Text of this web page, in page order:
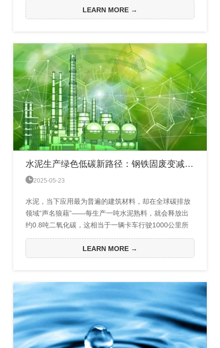
电力危机的困境。在能源格局中，相较于高度依赖天气
状况的“风光”电力（即风力发电与太阳能发电），水电
稳定运行的理想之选。对于那些河流资源充沛的国家来
说，发展水电本应...
LEARN MORE →
水泥生产绿色低碳新路径：钢铁固废变减碳“催化神器”
2025-05-23
水泥，当下应用最为普遍的建筑材料，却在全球碳排放
领域“声名狼藉”——每生产一吨水泥熟料，就会释放出
约0.8吨二氧化碳，这相当于一辆卡车行驶1000公里所
产生的碳排放量。水泥行业释放的二氧化碳占全球总排
放量的7.5%，且其生产过程中的碳排放主要源于碳酸钙
的分解，正因如此，水泥行业成了工业领域碳减排工作
生产上有了新突破——能让钢铁冶金行业的固体废弃
LEARN MORE →